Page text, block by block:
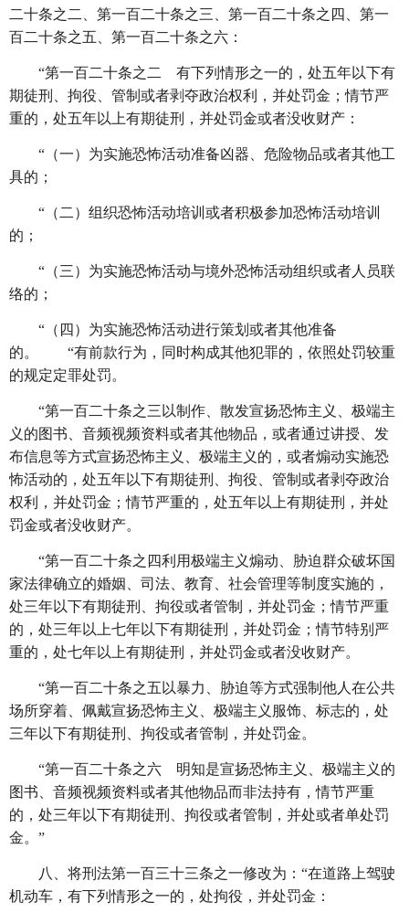
二十条之二、第一百二十条之三、第一百二十条之四、第一
百二十条之五、第一百二十条之六：
“第一百二十条之二 有下列情形之一的，处五年以下有
期徒刑、拘役、管制或者剥夺政治权利，并处罚金；情节严
重的，处五年以上有期徒刑，并处罚金或者没收财产：
“（一）为实施恐怖活动准备凶器、危险物品或者其他工
具的；
“（二）组织恐怖活动培训或者积极参加恐怖活动培训
的；
“（三）为实施恐怖活动与境外恐怖活动组织或者人员联
络的；
“（四）为实施恐怖活动进行策划或者其他准备
的。 “有前款行为，同时构成其他犯罪的，依照处罚较重
的规定定罪处罚。
“第一百二十条之三以制作、散发宣扬恐怖主义、极端主
义的图书、音频视频资料或者其他物品，或者通过讲授、发
布信息等方式宣扬恐怖主义、极端主义的，或者煽动实施恐
怖活动的，处五年以下有期徒刑、拘役、管制或者剥夺政治
权利，并处罚金；情节严重的，处五年以上有期徒刑，并处
罚金或者没收财产。
“第一百二十条之四利用极端主义煽动、胁迫群众破坏国
家法律确立的婚姻、司法、教育、社会管理等制度实施的，
处三年以下有期徒刑、拘役或者管制，并处罚金；情节严重
的，处三年以上七年以下有期徒刑，并处罚金；情节特别严
重的，处七年以上有期徒刑，并处罚金或者没收财产。
“第一百二十条之五以暴力、胁迫等方式强制他人在公共
场所穿着、佩戴宣扬恐怖主义、极端主义服饰、标志的，处
三年以下有期徒刑、拘役或者管制，并处罚金。
“第一百二十条之六 明知是宣扬恐怖主义、极端主义的
图书、音频视频资料或者其他物品而非法持有，情节严重
的，处三年以下有期徒刑、拘役或者管制，并处或者单处罚
金。”
八、将刑法第一百三十三条之一修改为： “在道路上驾驶
机动车，有下列情形之一的，处拘役，并处罚金：